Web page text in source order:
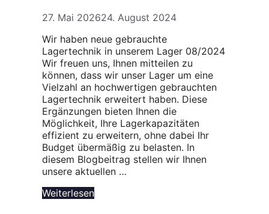
27. Mai 202624. August 2024
Wir haben neue gebrauchte
Lagertechnik in unserem Lager 08/2024
Wir freuen uns, Ihnen mitteilen zu
können, dass wir unser Lager um eine
Vielzahl an hochwertigen gebrauchten
Lagertechnik erweitert haben. Diese
Ergänzungen bieten Ihnen die
Möglichkeit, Ihre Lagerkapazitäten
effizient zu erweitern, ohne dabei Ihr
Budget übermäßig zu belasten. In
diesem Blogbeitrag stellen wir Ihnen
unsere aktuellen …
Weiterlesen